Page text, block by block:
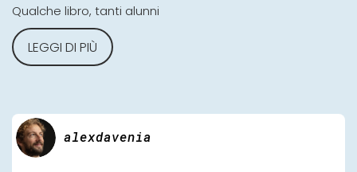
Qualche libro, tanti alunni
LEGGI DI PIÙ
alexdavenia